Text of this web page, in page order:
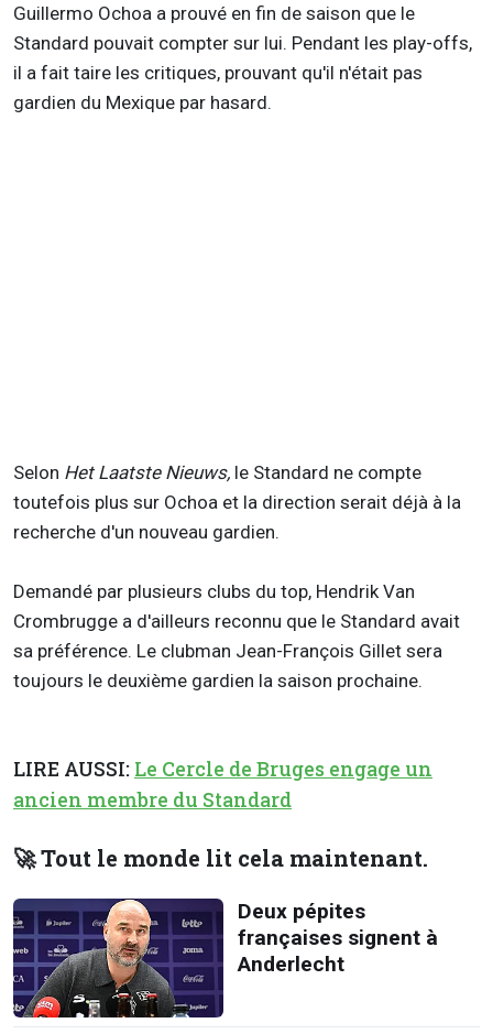
Guillermo Ochoa a prouvé en fin de saison que le
Standard pouvait compter sur lui. Pendant les play-offs,
il a fait taire les critiques, prouvant qu'il n'était pas
gardien du Mexique par hasard.
Selon Het Laatste Nieuws, le Standard ne compte
toutefois plus sur Ochoa et la direction serait déjà à la
recherche d'un nouveau gardien.
Demandé par plusieurs clubs du top, Hendrik Van
Crombrugge a d'ailleurs reconnu que le Standard avait
sa préférence. Le clubman Jean-François Gillet sera
toujours le deuxième gardien la saison prochaine.
LIRE AUSSI: Le Cercle de Bruges engage un
ancien membre du Standard
🚀 Tout le monde lit cela maintenant.
Deux pépites
françaises signent à
Anderlecht